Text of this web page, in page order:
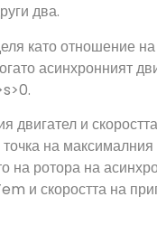
два.
като отношение
асинхронният
и
на максималния
ротора на
и скоростта на